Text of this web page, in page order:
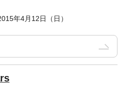
年4月12日（日）